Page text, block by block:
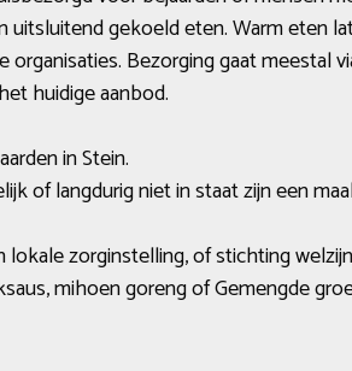
uitsluitend gekoeld eten. Warm eten
Bezorging gaat meestal
huidige aanbod.
in Stein.
of langdurig niet in staat zijn een
zorginstelling, of stichting
mihoen goreng of Gemengde